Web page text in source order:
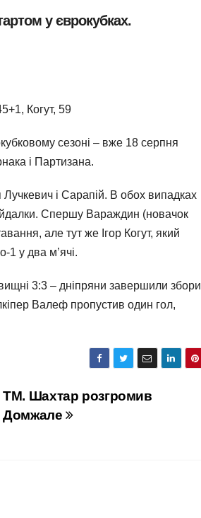
у єврокубках.
Когут, 59
сезоні – вже 18 серпня
і Партизана.
Лучкевич і Сарапій. В обох випадках
Спершу Вараждин (новачок
але тут же Ігор Когут, який
у два м’ячі.
3:3 – дніпряни завершили збори
Валеф пропустив один гол,
ТМ. Шахтар розгромив
Домжале